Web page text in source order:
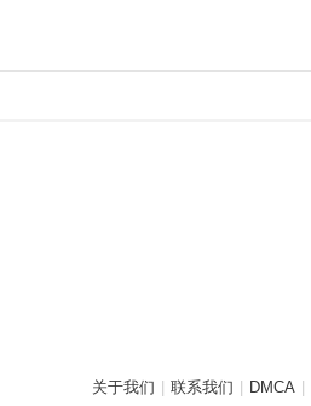
关于我们 联系我们 DMCA